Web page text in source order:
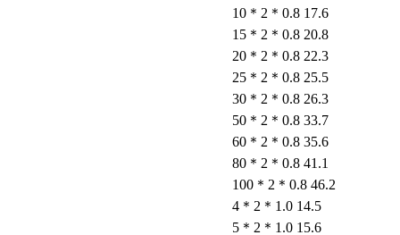
10＊2＊0.8 17.6
15＊2＊0.8 20.8
20＊2＊0.8 22.3
25＊2＊0.8 25.5
30＊2＊0.8 26.3
50＊2＊0.8 33.7
60＊2＊0.8 35.6
80＊2＊0.8 41.1
100＊2＊0.8 46.2
4＊2＊1.0 14.5
5＊2＊1.0 15.6